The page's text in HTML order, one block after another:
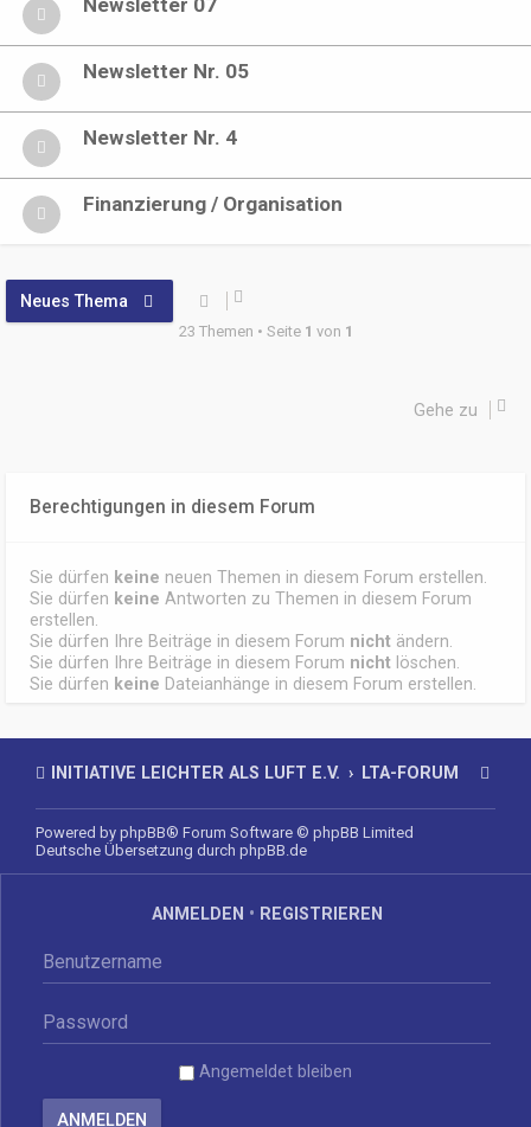
Newsletter 07
Newsletter Nr. 05
Newsletter Nr. 4
Finanzierung / Organisation
Neues Thema
23 Themen • Seite 1 von 1
Gehe zu
Berechtigungen in diesem Forum
Sie dürfen keine neuen Themen in diesem Forum erstellen.
Sie dürfen keine Antworten zu Themen in diesem Forum
erstellen.
Sie dürfen Ihre Beiträge in diesem Forum nicht ändern.
Sie dürfen Ihre Beiträge in diesem Forum nicht löschen.
Sie dürfen keine Dateianhänge in diesem Forum erstellen.
INITIATIVE LEICHTER ALS LUFT E.V. LTA-FORUM
Powered by phpBB® Forum Software © phpBB Limited
Deutsche Übersetzung durch phpBB.de
ANMELDEN • REGISTRIEREN
Angemeldet bleiben